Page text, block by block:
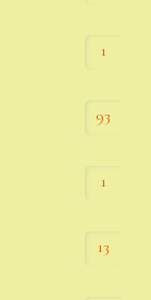
1
93
1
13